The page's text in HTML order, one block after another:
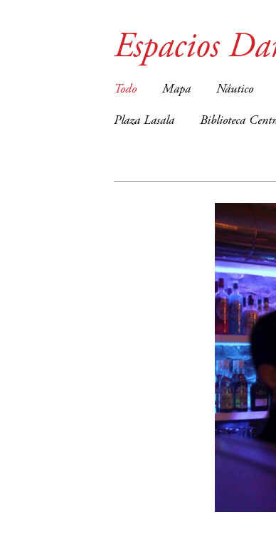
Espacios
Todo Mapa Náutico
Plaza Lasala Biblioteca